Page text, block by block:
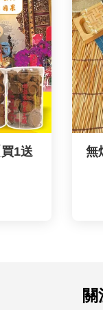
1送
無
關